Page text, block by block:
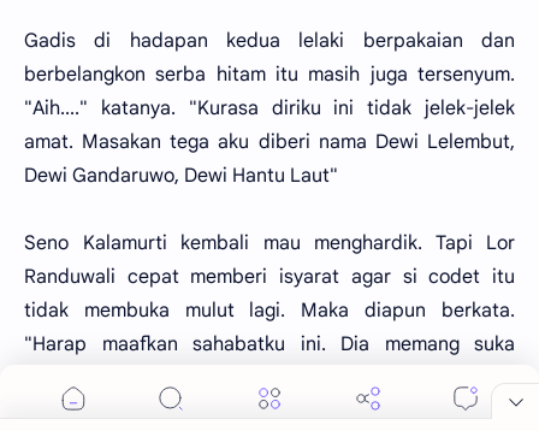
Gadis di hadapan kedua lelaki berpakaian dan
berbelangkon serba hitam itu masih juga tersenyum.
"Aih...." katanya. "Kurasa diriku ini tidak jelek-jelek
amat. Masakan tega aku diberi nama Dewi Lelembut,
Dewi Gandaruwo, Dewi Hantu Laut"
Seno Kalamurti kembali mau menghardik. Tapi Lor
Randuwali cepat memberi isyarat agar si codet itu
tidak membuka mulut lagi. Maka diapun berkata.
"Harap maafkan sahabatku ini. Dia memang suka
berangasan tapi sebenarnya hatinya baik. Hanya saja
apa yang dikatakannya tadi betul adanya. Nama Dewi